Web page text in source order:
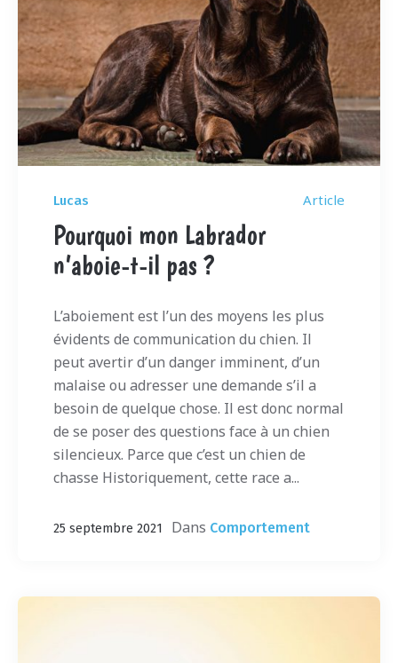
Lucas Article
Pourquoi mon Labrador
n’aboie-t-il pas ?
L’aboiement est l’un des moyens les plus
évidents de communication du chien. Il
peut avertir d’un danger imminent, d’un
malaise ou adresser une demande s’il a
besoin de quelque chose. Il est donc normal
de se poser des questions face à un chien
silencieux. Parce que c’est un chien de
chasse Historiquement, cette race a...
25 septembre 2021 Dans Comportement